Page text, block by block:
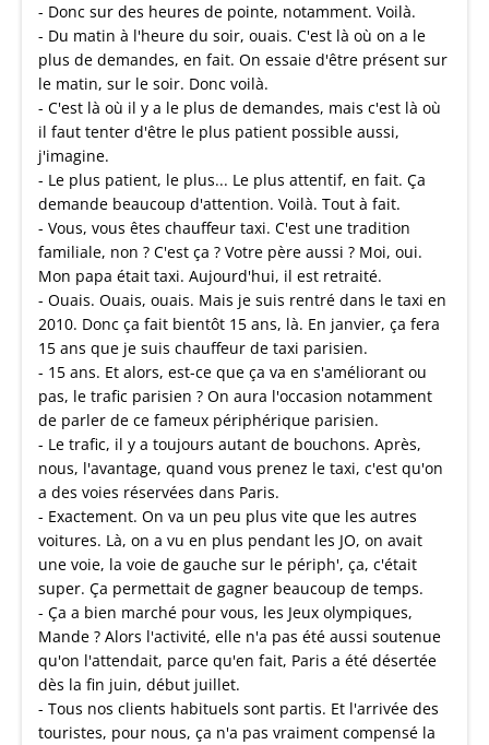
- Donc sur des heures de pointe, notamment. Voilà.
- Du matin à l'heure du soir, ouais. C'est là où on a le
plus de demandes, en fait. On essaie d'être présent sur
le matin, sur le soir. Donc voilà.
- C'est là où il y a le plus de demandes, mais c'est là où
il faut tenter d'être le plus patient possible aussi,
j'imagine.
- Le plus patient, le plus... Le plus attentif, en fait. Ça
demande beaucoup d'attention. Voilà. Tout à fait.
- Vous, vous êtes chauffeur taxi. C'est une tradition
familiale, non ? C'est ça ? Votre père aussi ? Moi, oui.
Mon papa était taxi. Aujourd'hui, il est retraité.
- Ouais. Ouais, ouais. Mais je suis rentré dans le taxi en
2010. Donc ça fait bientôt 15 ans, là. En janvier, ça fera
15 ans que je suis chauffeur de taxi parisien.
- 15 ans. Et alors, est-ce que ça va en s'améliorant ou
pas, le trafic parisien ? On aura l'occasion notamment
de parler de ce fameux périphérique parisien.
- Le trafic, il y a toujours autant de bouchons. Après,
nous, l'avantage, quand vous prenez le taxi, c'est qu'on
a des voies réservées dans Paris.
- Exactement. On va un peu plus vite que les autres
voitures. Là, on a vu en plus pendant les JO, on avait
une voie, la voie de gauche sur le périph', ça, c'était
super. Ça permettait de gagner beaucoup de temps.
- Ça a bien marché pour vous, les Jeux olympiques,
Mande ? Alors l'activité, elle n'a pas été aussi soutenue
qu'on l'attendait, parce qu'en fait, Paris a été désertée
dès la fin juin, début juillet.
- Tous nos clients habituels sont partis. Et l'arrivée des
touristes, pour nous, ça n'a pas vraiment compensé la